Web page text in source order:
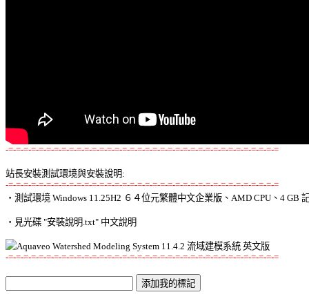
-=-=-=-=-=-=-=-=-=-=-=-=-=-=-=-=-=-=-=-=-=-=-=-=-=-=-=-=-=-=-=-=-=-=-=-=
站長安裝測試環境與安裝說明:
-=-=-=-=-=-=-=-=-=-=-=-=-=-=-=-=-=-=-=-=-=-=-=-=-=-=-=-=-=-=-=-=-=-=-=-=
‧測試環境 Windows 11.25H2 ６４位元繁體中文企業版、AMD CPU、4 GB
‧見光碟 "安裝說明.txt" 中文說明
-=-=-=-=-=-=-=-=-=-=-=-=-=-=-=-=-=-=-=-=-=-=-=-=-=-=-=-=-=-=-=-=-=-=-=-=